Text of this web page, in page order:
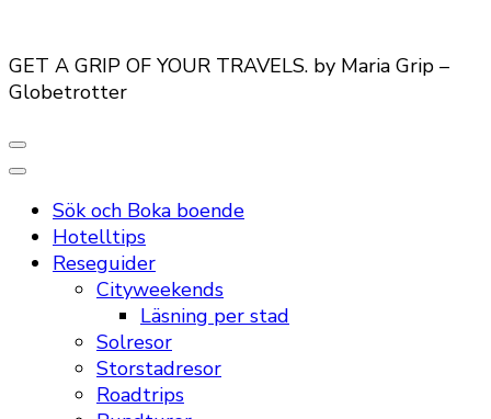
GET A GRIP OF YOUR TRAVELS. by Maria Grip –
Globetrotter
Sök och Boka boende
Hotelltips
Reseguider
Cityweekends
Läsning per stad
Solresor
Storstadresor
Roadtrips